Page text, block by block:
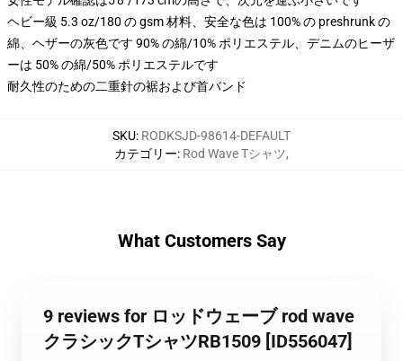
ヘビー級 5.3 oz/180 の gsm 材料、安全な色は 100% の preshrunk の
綿、ヘザーの灰色です 90% の綿/10% ポリエステル、デニムのヒーザ
ーは 50% の綿/50% ポリエステルです
耐久性のための二重針の裾および首バンド
SKU: RODKSJD-98614-DEFAULT
カテゴリー: Rod Wave Tシャツ,
What Customers Say
9 reviews for ロッドウェーブ rod wave
クラシックTシャツRB1509 [ID556047]